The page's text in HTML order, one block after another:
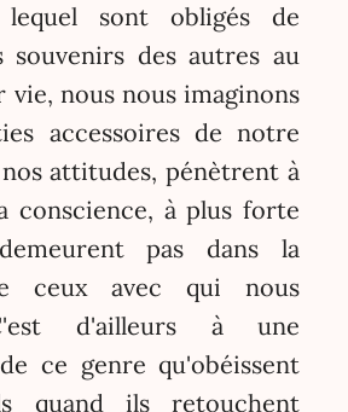
sont obligés de
souvenirs des autres au
vie, nous nous imaginons
accessoires de notre
attitudes, pénètrent à
conscience, à plus forte
pas dans la
ceux avec qui nous
d'ailleurs à une
ce genre qu'obéissent
quand ils retouchent